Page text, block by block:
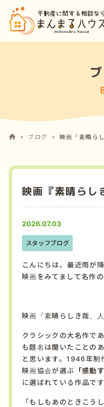
ブログ 映画『素晴ら
映画『素晴らし
2026.07.03
スタッフブログ
こんにちは、最近雨が
映画をみてまして名作
映画『素晴らしき哉、人
クラシックの大名作で
も題名は聞いたことの
と思います。1946年制
映画協会が選ぶ 「感動
に選ばれている作品です
「もしもあのときこう